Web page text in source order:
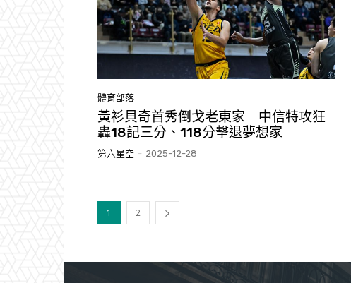
體育部落
黃衫貝奇首秀倒戈老東家 中信特攻狂
轟18記三分、118分擊退夢想家
第六星空 - 2025-12-28
1 2